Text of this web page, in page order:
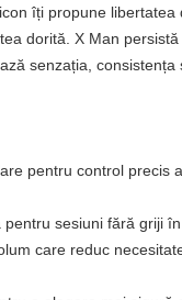
îți propune libertatea
dorită. X Man
senzația, consistența
pentru control precis
pentru sesiuni fără griji
care reduc